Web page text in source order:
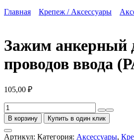
Главная
Крепеж / Аксессуары
Зажим анкерный
проводов ввода
105,00 ₽
Количество
товара
Зажим
анкерный
В корзину Купить в один клик
Артикул: Категория: Аксессуары,